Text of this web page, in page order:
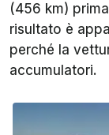
(456 km)
risultato è
perché la
accumulatori.